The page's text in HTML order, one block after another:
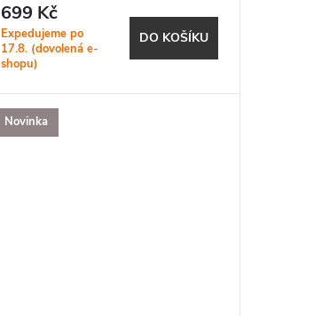
699 Kč
Expedujeme po
17.8. (dovolená e-
shopu)
DO KOŠÍKU
Novinka